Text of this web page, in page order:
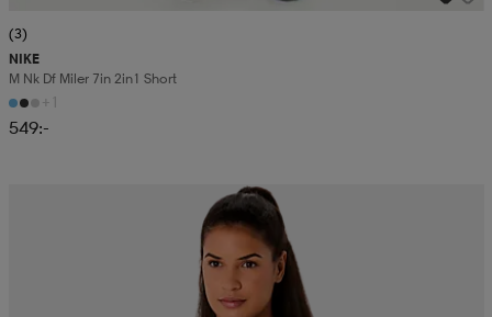
(3)
NIKE
M Nk Df Miler 7in 2in1 Short
+1
549:-